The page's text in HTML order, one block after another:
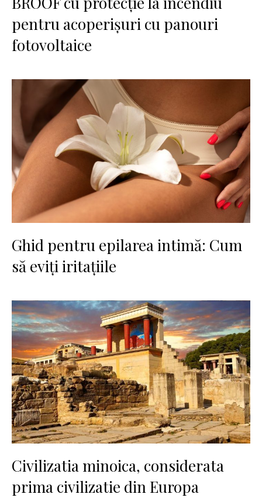
pentru acoperișuri cu panouri
fotovoltaice
Ghid pentru epilarea intimă: Cum
să eviți iritațiile
Civilizatia minoica, considerata
prima civilizatie din Europa